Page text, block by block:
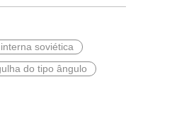
soviética
do tipo ângulo